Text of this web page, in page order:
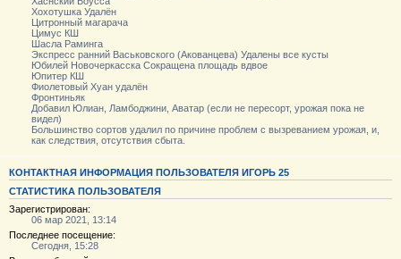
Хохотушка Удалён
Цитронный магарача
Цимус КШ
Шасла Раминга
Экспресс ранний Васьковского (Акованцева) Удалены все кусты
Юбилей Новочеркасска Сокращена площадь вдвое
Юпитер КШ
Фиолетовый Хуан удалён
Фронтиньяк
Добавил Юлиан, Ламбоджини, Аватар (если не пересорт, урожая пока не
видел)
Большинство сортов удалил по причине проблем с вызреванием урожая, и,
как следствия, отсутствия сбыта.
КОНТАКТНАЯ ИНФОРМАЦИЯ ПОЛЬЗОВАТЕЛЯ ИГОРЬ 25
СТАТИСТИКА ПОЛЬЗОВАТЕЛЯ
Зарегистрирован:
06 мар 2021, 13:14
Последнее посещение:
Сегодня, 15:28